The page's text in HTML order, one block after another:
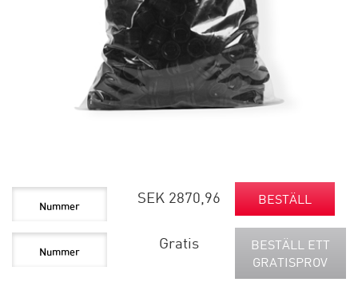
SEK 2870,96 BESTÄLL
Gratis
BESTÄLL ETT
GRATISPROV